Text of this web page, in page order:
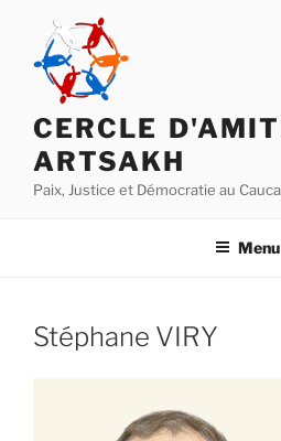
contenu
principal
CERCLE
ARTSAKH
Paix, Justice et Démocratie au
Menu
Stéphane VIRY